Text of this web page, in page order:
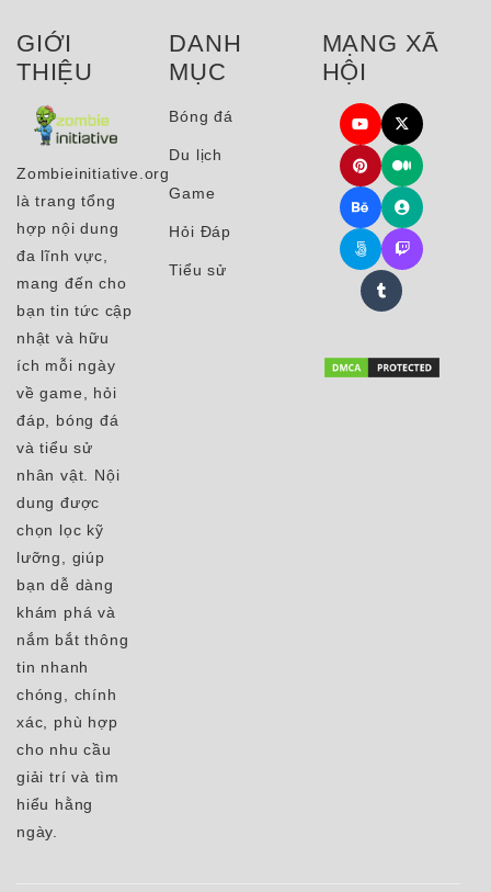
GIỚI
THIỆU
Zombieinitiative.org
là trang tổng
hợp nội dung
đa lĩnh vực,
mang đến cho
bạn tin tức cập
nhật và hữu
ích mỗi ngày
về game, hỏi
đáp, bóng đá
và tiểu sử
nhân vật. Nội
dung được
chọn lọc kỹ
lưỡng, giúp
bạn dễ dàng
khám phá và
nắm bắt thông
tin nhanh
chóng, chính
xác, phù hợp
cho nhu cầu
giải trí và tìm
hiểu hằng
ngày.
DANH
MỤC
Bóng đá
Du lịch
Game
Hỏi Đáp
Tiểu sử
MẠNG XÃ
HỘI